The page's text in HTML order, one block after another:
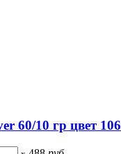
60/10 гр цвет 106